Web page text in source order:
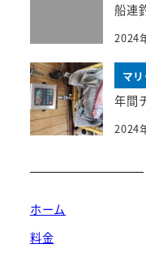
船連
2024
マ
年間
2024
ホーム
料金